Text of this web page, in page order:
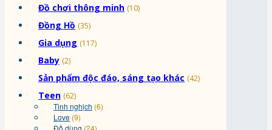
Đồ chơi thông minh (10)
Đồng Hồ (35)
Gia dụng (117)
Baby (2)
Sản phẩm độc đáo, sáng tạo khác (42)
Teen (62)
Tinh nghịch (6)
Love (9)
Đồ dùng (24)